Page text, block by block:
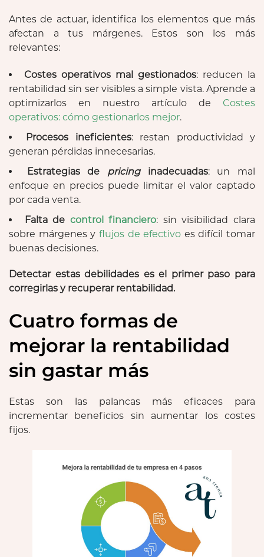
Antes de actuar, identifica los elementos que más
afectan a tus márgenes. Estos son los más
relevantes:
Costes operativos mal gestionados: reducen la
rentabilidad sin ser visibles a simple vista. Aprende a
optimizarlos en nuestro artículo de Costes
operativos: cómo gestionarlos mejor.
Procesos ineficientes: restan productividad y
generan pérdidas innecesarias.
Estrategias de pricinginadecuadas: un mal
enfoque en precios puede limitar el valor captado
por cada venta.
Falta de control financiero: sin visibilidad clara
sobre márgenes y flujos de efectivo es difícil tomar
buenas decisiones.
Detectar estas debilidades es el primer paso para
corregirlas y recuperar rentabilidad.
Cuatro formas de
mejorar la rentabilidad
sin gastar más
Estas son las palancas más eficaces para
incrementar beneficios sin aumentar los costes
fijos.